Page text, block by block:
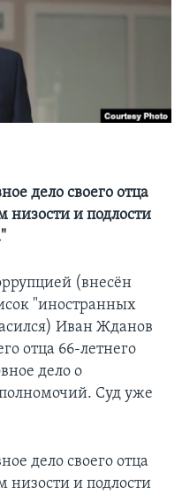
дело своего отца
и подлости
(внесён
"иностранных
Иван Жданов
отца 66-летнего
дело о
Суд уже
дело своего отца
и подлости